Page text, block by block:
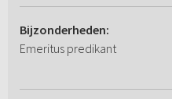
Bijzonderheden:
Emeritus predikant